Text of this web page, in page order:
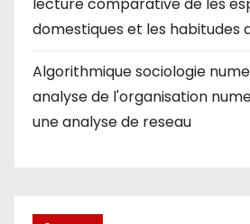
domestiques et les habitudes
Algorithmique sociologie
analyse de l'organisation
une analyse de reseau